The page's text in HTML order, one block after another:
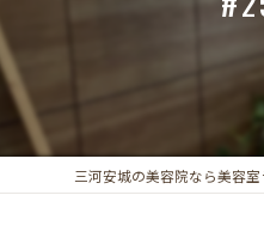
三河安城の美容院なら美容